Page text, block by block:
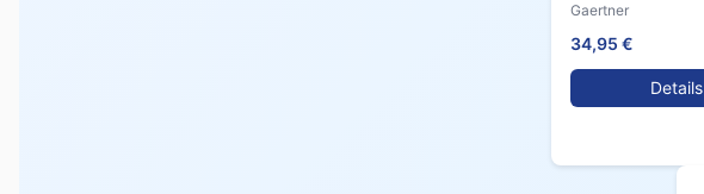
Gaertner
34,95 €
Details